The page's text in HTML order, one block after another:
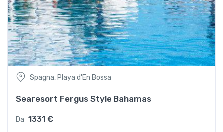
Spagna, Playa d'En Bossa
Searesort Fergus Style Bahamas
Da 1331 €